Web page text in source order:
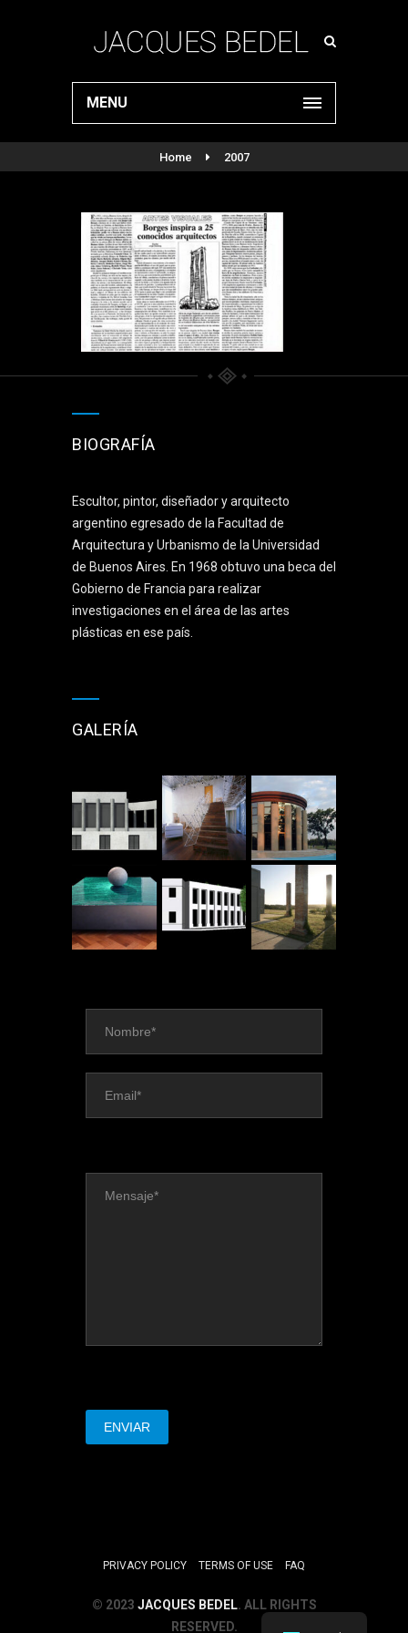
MENU
Home 2007
BIOGRAFÍA
Escultor, pintor, diseñador y arquitecto
argentino egresado de la Facultad de
Arquitectura y Urbanismo de la Universidad
de Buenos Aires. En 1968 obtuvo una beca del
Gobierno de Francia para realizar
investigaciones en el área de las artes
plásticas en ese país.
GALERÍA
PRIVACY POLICY TERMS OF USE FAQ
© 2023 JACQUES BEDEL. ALL RIGHTS
RESERVED.